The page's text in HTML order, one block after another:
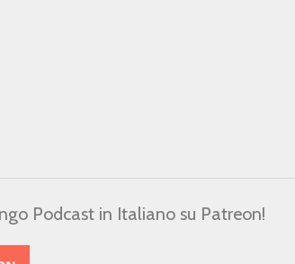
Podcast in Italiano su Patreon!